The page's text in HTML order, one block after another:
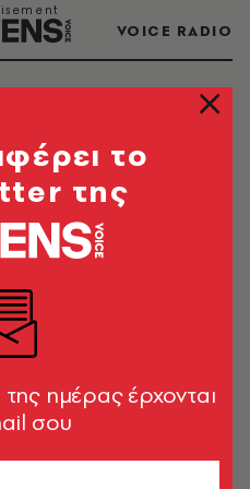
VOICE RADIO
TAG
ελευθερώσει από τα
το
της
ημέρας έρχονται
σου